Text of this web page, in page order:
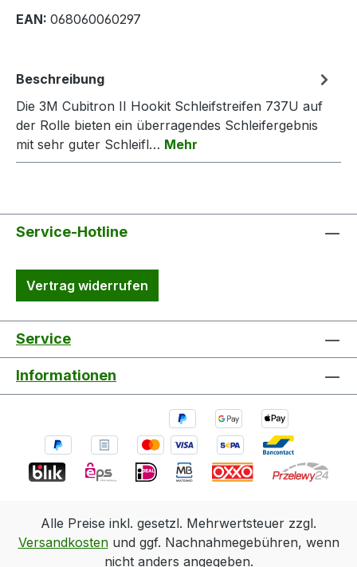
EAN: 068060060297
Beschreibung
Die 3M Cubitron II Hookit Schleifstreifen 737U auf
der Rolle bieten ein überragendes Schleifergebnis
mit sehr guter Schleifl… Mehr
Service-Hotline
Vertrag widerrufen
Service
Informationen
Alle Preise inkl. gesetzl. Mehrwertsteuer zzgl.
Versandkostenund ggf. Nachnahmegebühren, wenn
nicht anders angegeben.